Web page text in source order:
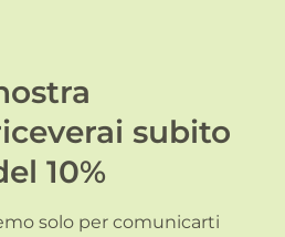
subito
10%
solo per comunicarti